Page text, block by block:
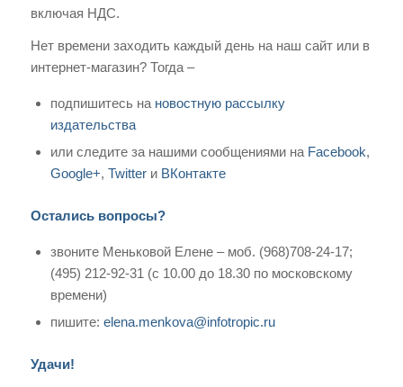
включая НДС.
Нет времени заходить каждый день на наш сайт или в
интернет-магазин? Тогда –
подпишитесь на новостную рассылку
издательства
или следите за нашими сообщениями на Facebook,
Google+, Twitterи ВКонтакте
Остались вопросы?
звоните Меньковой Елене – моб. (968)708-24-17;
(495) 212-92-31 (с 10.00 до 18.30 по московскому
времени)
пишите: elena.menkova@infotropic.ru
Удачи!